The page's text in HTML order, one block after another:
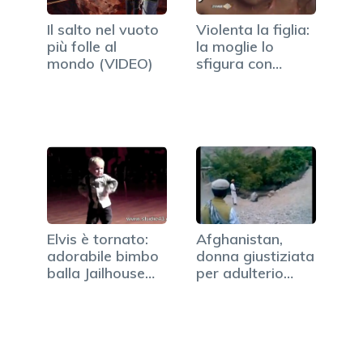
Il salto nel vuoto
più folle al
mondo (VIDEO)
Violenta la figlia:
la moglie lo
sfigura con…
Elvis è tornato:
adorabile bimbo
balla Jailhouse…
Afghanistan,
donna giustiziata
per adulterio